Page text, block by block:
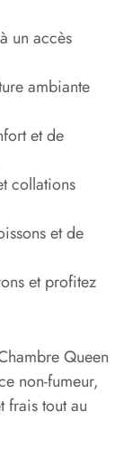
un accès
ambiante
et de
collations
et de
et profitez
Queen
non-fumeur,
frais tout au